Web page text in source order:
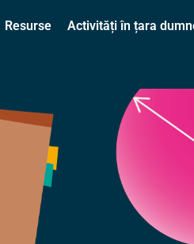
Resurse Activități în țara